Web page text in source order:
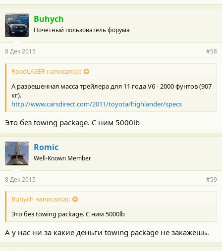
Buhych
Почетный пользователь форума
8 Дек 2015 #58
RoadLASER написал(а):
А разрешенная масса трейлера для 11 года V6 - 2000 фунтов (907
кг).
http://www.carsdirect.com/2011/toyota/highlander/specs
Это без towing package. С ним 5000lb
Romic
Well-Known Member
8 Дек 2015 #59
Buhych написал(а):
Это без towing package. С ним 5000lb
А у нас ни за какие деньги towing package не закажешь.